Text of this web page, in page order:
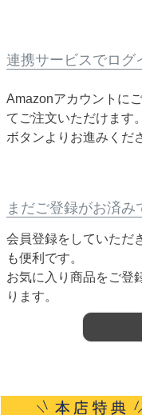
連携サービスでログ
Amazonアカウントに
てご注文いただけます
ボタンよりお進みくだ
まだご登録がお済み
会員登録をしていただ
も便利です。
お気に入り商品をご登
ります。